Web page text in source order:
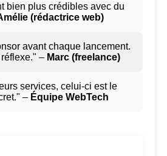
bien plus crédibles avec du
(rédactrice web)
avant chaque lancement.
– Marc (freelance)
services, celui-ci est le
– Équipe WebTech